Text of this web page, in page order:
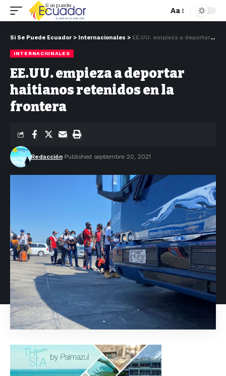
Aa
Si Se Puede Ecuador > Internacionales > EE.UU. empieza a deportar haitianos retenidos en la frontera
INTERNACIONALES
EE.UU. empieza a deportar
haitianos retenidos en la
frontera
Redacción Published septiembre 20, 2021